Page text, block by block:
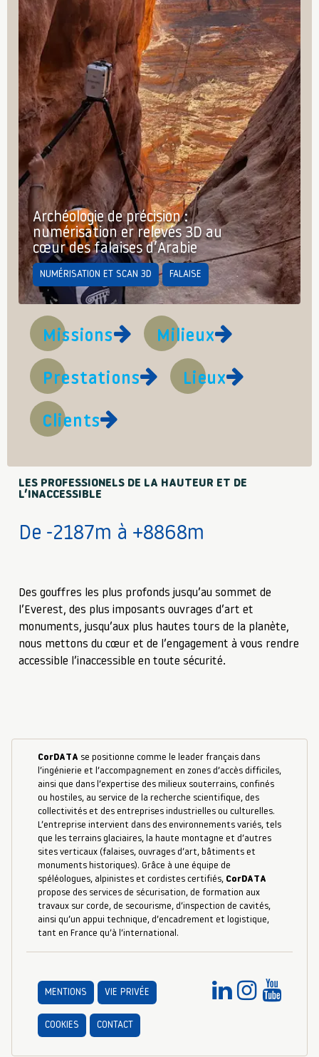
Archéologie de précision :
numérisation er relevés 3D au
cœur des falaises d’Arabie
NUMÉRISATION ET SCAN 3D FALAISE
Missions Milieux
Prestations Lieux
Clients
LES PROFESSIONELS DE LA HAUTEUR ET DE
L’INACCESSIBLE
De -2187m à +8868m
Des gouffres les plus profonds jusqu’au sommet de
l’Everest, des plus imposants ouvrages d’art et
monuments, jusqu’aux plus hautes tours de la planète,
nous mettons du cœur et de l’engagement à vous rendre
accessible l’inaccessible en toute sécurité.
CorDATA se positionne comme le leader français dans
l’ingénierie et l’accompagnement en zones d’accès difficiles,
ainsi que dans l’expertise des milieux souterrains, confinés
ou hostiles, au service de la recherche scientifique, des
collectivités et des entreprises industrielles ou culturelles.
L’entreprise intervient dans des environnements variés, tels
que les terrains glaciaires, la haute montagne et d’autres
sites verticaux (falaises, ouvrages d’art, bâtiments et
monuments historiques). Grâce à une équipe de
spéléologues, alpinistes et cordistes certifiés, CorDATA
propose des services de sécurisation, de formation aux
travaux sur corde, de secourisme, d’inspection de cavités,
ainsi qu’un appui technique, d’encadrement et logistique,
tant en France qu’à l’international.
MENTIONS VIE PRIVÉE
COOKIES CONTACT